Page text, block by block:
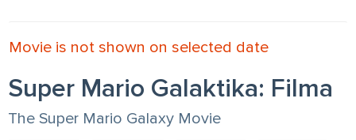
Movie is not shown on selected date
Super Mario Galaktika: Filma
The Super Mario Galaxy Movie